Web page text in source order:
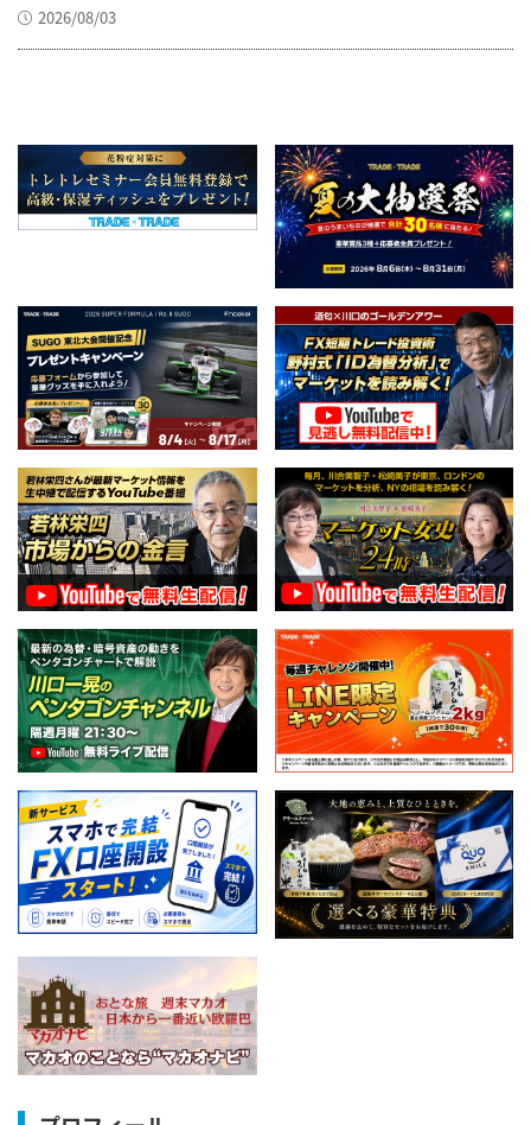
2026/08/03